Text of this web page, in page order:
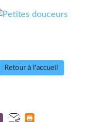
Retour à l'accueil